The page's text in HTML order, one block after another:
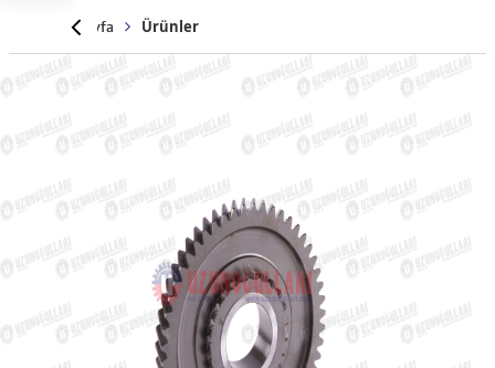
Anasayfa Ürünler